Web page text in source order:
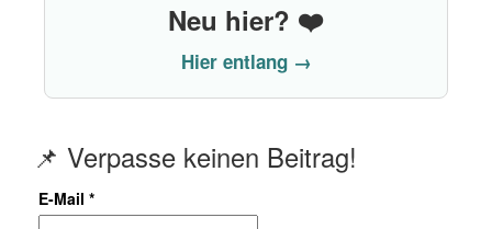
Neu hier? ❤️
Hier entlang →
📌 Verpasse keinen Beitrag!
E-Mail *